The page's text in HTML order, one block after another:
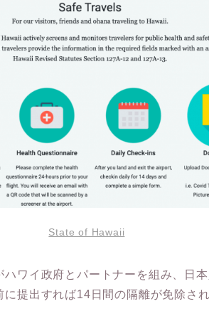
State of Hawaii
ハワイ政府とパートナーを組み、日
提出すれば14日間の隔離が免除さ